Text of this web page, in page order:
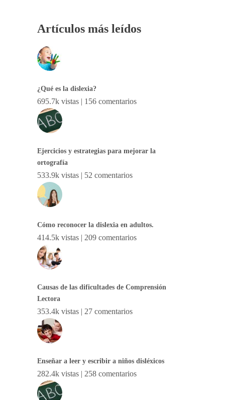
Artículos más leídos
¿Qué es la dislexia?
695.7k vistas | 156 comentarios
Ejercicios y estrategias para mejorar la
ortografía
533.9k vistas | 52 comentarios
Cómo reconocer la dislexia en adultos.
414.5k vistas | 209 comentarios
Causas de las dificultades de Comprensión
Lectora
353.4k vistas | 27 comentarios
Enseñar a leer y escribir a niños disléxicos
282.4k vistas | 258 comentarios